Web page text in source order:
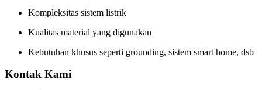
Kompleksitas sistem listrik
Kualitas material yang digunakan
Kebutuhan khusus seperti grounding, sistem smart home, dsb
Kontak Kami